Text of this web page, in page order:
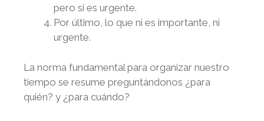
pero si es urgente.
Por último, lo que ni es importante, ni
urgente.
La norma fundamental para organizar nuestro
tiempo se resume preguntándonos ¿para
quién? y ¿para cuándo?